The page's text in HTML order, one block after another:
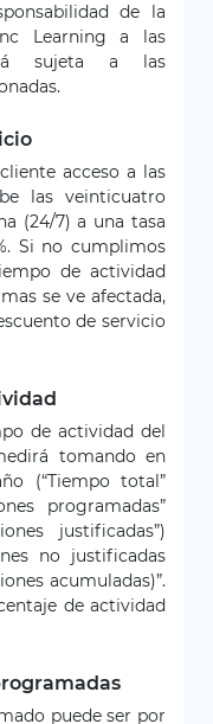
de la
Learning a las
sujeta a las
acceso a las
las veinticuatro
(24/7) a una tasa
Si no cumplimos
de actividad
se ve afectada,
de servicio
de actividad del
tomando en
(“Tiempo total”
programadas”
justificadas”)
no justificadas
acumuladas)”.
de actividad
puede ser por